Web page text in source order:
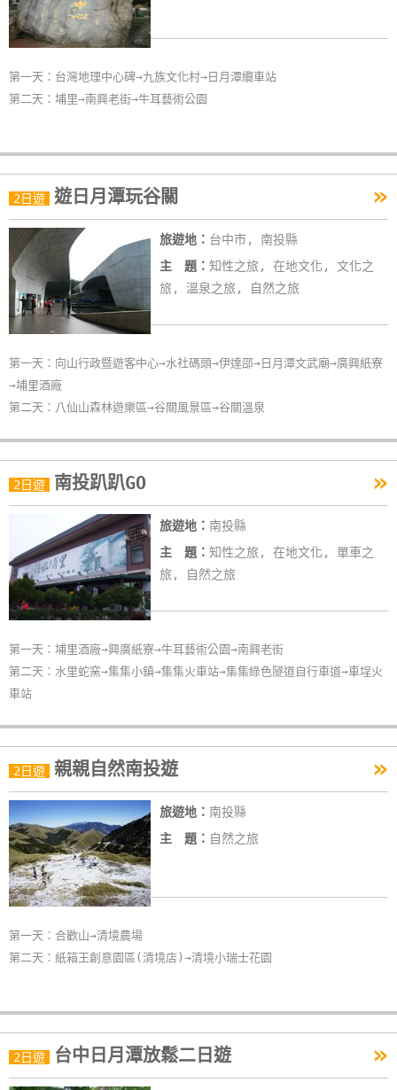
第一天：台灣地理中心碑→九族文化村→日月潭纜車站
第二天：埔里→南興老街→牛耳藝術公園
2日遊 遊日月潭玩谷關 »
旅遊地： 台中市, 南投縣
主 題： 知性之旅, 在地文化, 文化之
旅, 溫泉之旅, 自然之旅
第一天：向山行政暨遊客中心→水社碼頭→伊達邵→日月潭文武廟→廣興紙寮
→埔里酒廠
第二天：八仙山森林遊樂區→谷關風景區→谷關溫泉
2日遊 南投趴趴GO »
旅遊地： 南投縣
主 題： 知性之旅, 在地文化, 單車之
旅, 自然之旅
第一天：埔里酒廠→興廣紙寮→牛耳藝術公園→南興老街
第二天：水里蛇窯→集集小鎮→集集火車站→集集綠色隧道自行車道→車埕火
車站
2日遊 親親自然南投遊 »
旅遊地： 南投縣
主 題： 自然之旅
第一天：合歡山→清境農場
第二天：紙箱王創意園區(清境店)→清境小瑞士花園
2日遊 台中日月潭放鬆二日遊 »